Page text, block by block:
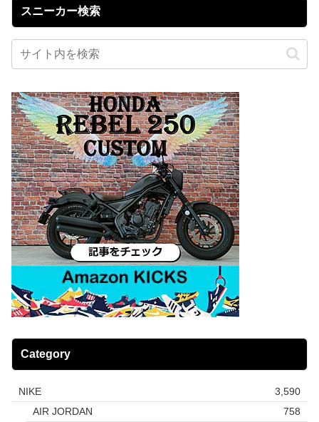
スニーカー検索
Category
NIKE
3,590
AIR JORDAN
758